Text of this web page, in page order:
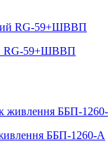
RG-59+ШВВП
ББП-1260-А